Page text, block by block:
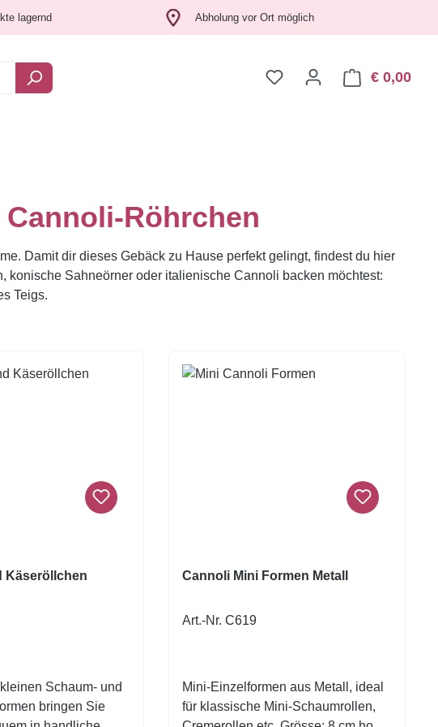
lagernd Abholung vor Ort möglich
€ 0,00
Röhrchen
Damit dir dieses Gebäck zu Hause perfekt gelingt, findest du hier
Sahneörner oder italienische Cannoli backen möchtest:
Teigs.
Käseröllchen
Schaum- und
bringen Sie
Cannoli Mini Formen Metall
Art.-Nr. C619
Mini-Einzelformen aus Metall, ideal
für klassische Mini-Schaumrollen,